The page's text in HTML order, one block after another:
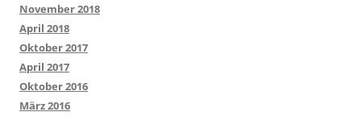
November 2018
April 2018
Oktober 2017
April 2017
Oktober 2016
März 2016